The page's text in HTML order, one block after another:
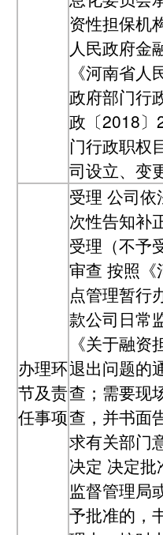
资性担保机
人民政府金
《河南省
政府部门行
政〔2018〕
门行政职权
司设立、变
办理环
节及责
任事项
受理 公司依
次性告知补
受理（不予
审查 按照《
点管理暂行
款公司日常
《关于融
退出问题的
查；需要现
查，并书面
求有关部门
决定 决定批
监督管理局
予批准的，